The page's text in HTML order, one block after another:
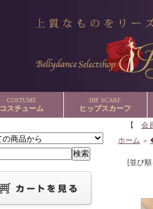
COSTUME
コスチューム
HIP SCARF
ヒップスカーフ
【 会
ホーム ＞
[並び